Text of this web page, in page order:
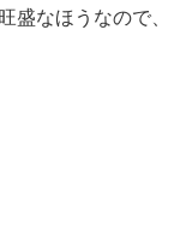
盛なほうなので、